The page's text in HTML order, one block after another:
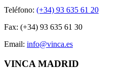
Teléfono: (+34) 93 635 61 20
Fax: (+34) 93 635 61 30
Email: info@vinca.es
VINCA MADRID